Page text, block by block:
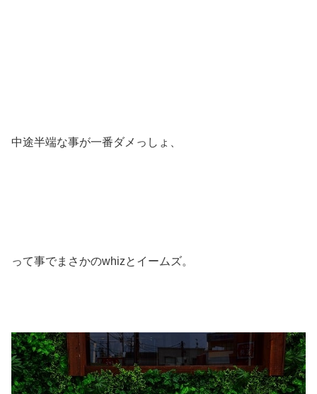
中途半端な事が一番ダメっしょ、
って事でまさかのwhizとイームズ。